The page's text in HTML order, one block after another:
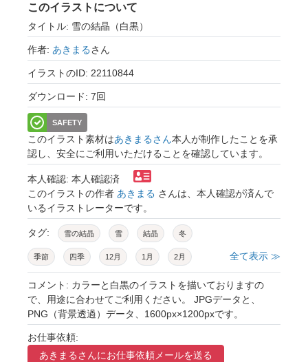
このイラストについて
タイトル: 雪の結晶（白黒）
作者: あきまるさん
イラストのID: 22110844
ダウンロード: 7回
SAFETY
このイラスト素材はあきまるさん本人が制作したことを承
認し、安全にご利用いただけることを確認しています。
本人確認: 本人確認済
このイラストの作者 あきまる さんは、本人確認が済んで
いるイラストレーターです。
タグ: 雪の結晶 雪 結晶 冬
季節 四季 12月 1月 2月
六花 風花 雪花 寒色 涼しい
冷たい 寒い クリスマス かわいい
シンプル きれい 飾り 装飾
イラスト 挿絵 素材 商用フリー
全て表示 ≫
コメント: カラーと白黒のイラストを描いておりますの
で、用途に合わせてご利用ください。 JPGデータと、
PNG（背景透過）データ、1600px×1200pxです。
お仕事依頼:
あきまるさんにお仕事依頼メールを送る